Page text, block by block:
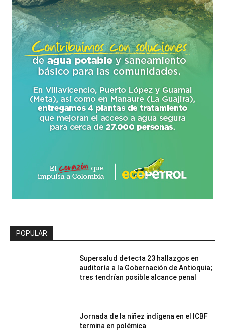
POPULAR
Supersalud detecta 23 hallazgos en
auditoría a la Gobernación de Antioquia;
tres tendrían posible alcance penal
Jornada de la niñez indígena en el ICBF
termina en polémica